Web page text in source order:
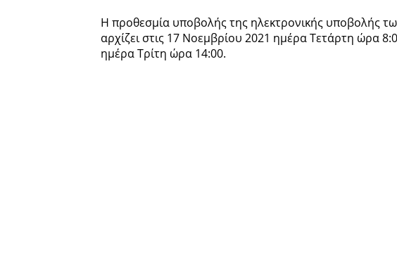
Η προθεσμία υποβολής της ηλεκτρονικής υποβολής
αρχίζει στις 17 Νοεμβρίου 2021 ημέρα Τετάρτη ώρα
ημέρα Τρίτη ώρα 14:00.